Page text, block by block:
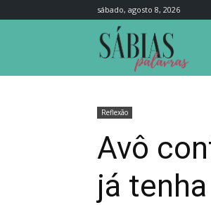
sábado, agosto 8, 2026
Reflexão
Avô
já